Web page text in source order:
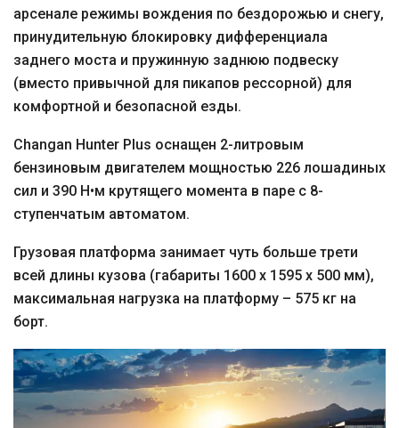
арсенале режимы вождения по бездорожью и снегу,
принудительную блокировку дифференциала
заднего моста и пружинную заднюю подвеску
(вместо привычной для пикапов рессорной) для
комфортной и безопасной езды.
Changan Hunter Plus оснащен 2-литровым
бензиновым двигателем мощностью 226 лошадиных
сил и 390 Н•м крутящего момента в паре с 8-
ступенчатым автоматом.
Грузовая платформа занимает чуть больше трети
всей длины кузова (габариты 1600 x 1595 x 500 мм),
максимальная нагрузка на платформу – 575 кг на
борт.